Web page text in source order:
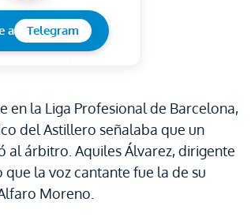
a Telegram
en la Liga Profesional de Barcelona,
del Astillero señalaba que un
al árbitro. Aquiles Álvarez, dirigente
la voz cantante fue la de su
Moreno.